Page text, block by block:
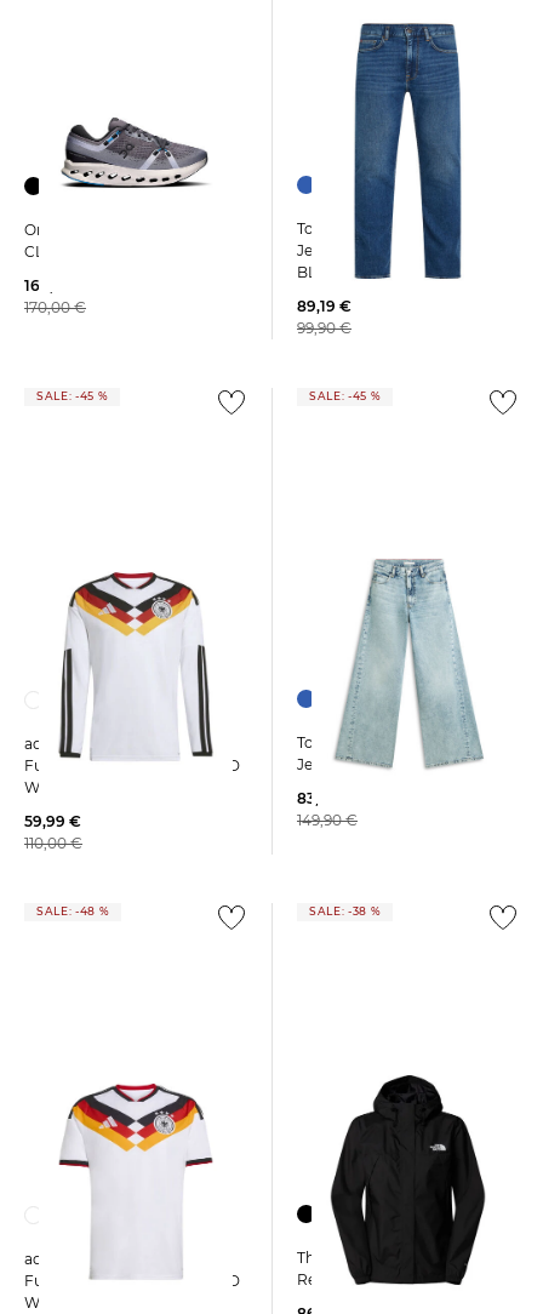
On | Herren Laufschuhe
CLOUDSURFER 2
166,65 €
170,00 €
Tommy Hilfiger | Herren
Jeans CORE BLEECKER MID
BLUE
89,19 €
99,90 €
SALE: -45 %
adidas Performance |
Fußballtrikot DEUTSCHLAND
WM 2026 HOME
59,99 €
110,00 €
SALE: -45 %
Tommy Hilfiger | Damen
Jeans GLIS 70s Wide Leg
83,15 €
149,90 €
SALE: -48 %
adidas Performance |
Fußballtrikot DEUTSCHLAND
WM 2026 HOME
SALE: -38 %
The North Face | Damen
Regenjacke ANTORA